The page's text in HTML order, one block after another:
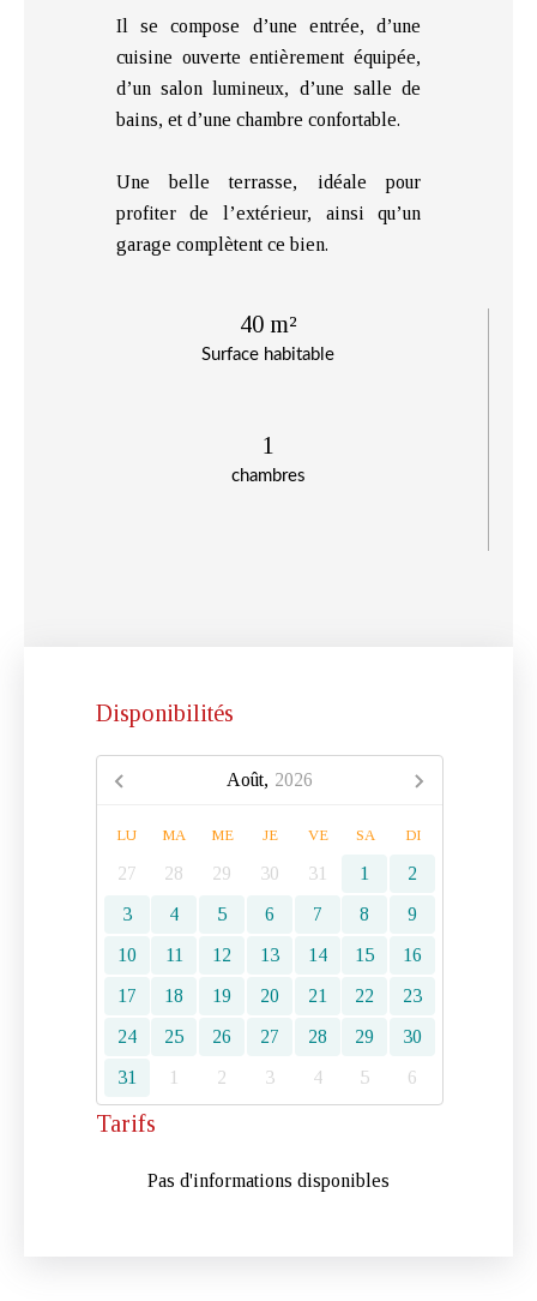
Surface habitable
40 m²
chambres
1
Il se compose d’une entrée, d’une
cuisine ouverte entièrement équipée,
d’un salon lumineux, d’une salle de
bains, et d’une chambre confortable.
Une belle terrasse, idéale pour
profiter de l’extérieur, ainsi qu’un
garage complètent ce bien.
Disponibilités
Août, 2026
LU MA ME JE VE SA DI
27 28 29 30 31 1
2
3
4 5 6 7 8
9
10
11 12 13 14 15
16
17
18 19 20 21 22
23
24
25 26 27 28 29
30
31
1 2 3 4 5 6
Tarifs
Pas d'informations disponibles